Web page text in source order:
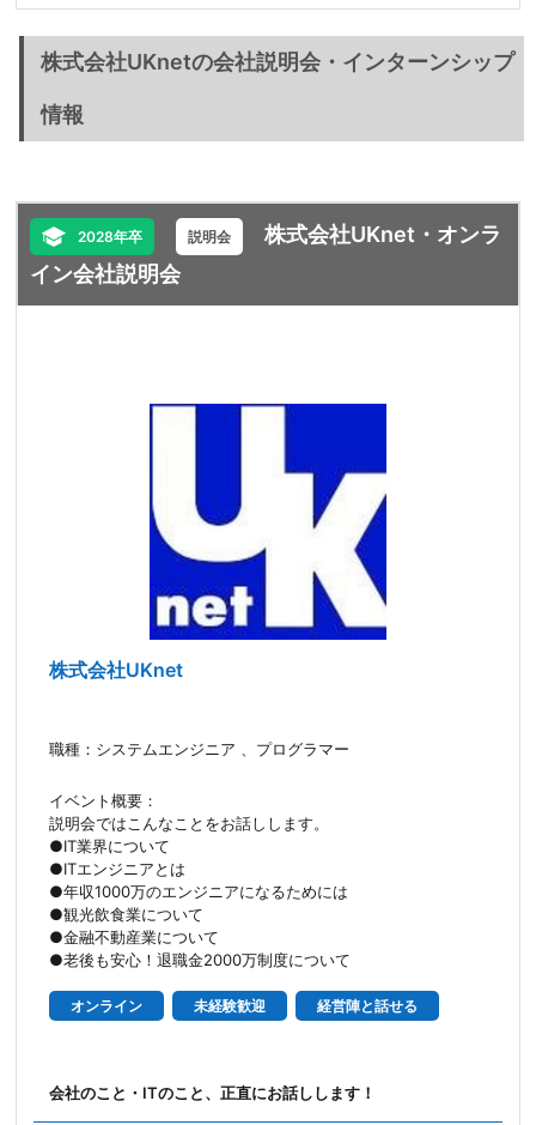
株式会社UKnetの会社説明会・インターンシップ
情報
2028年卒 説明会
株式会社UKnet・オンラ
イン会社説明会
株式会社UKnet
職種：システムエンジニア 、プログラマー
イベント概要：
説明会ではこんなことをお話しします。
●IT業界について
●ITエンジニアとは
●年収1000万のエンジニアになるためには
●観光飲食業について
●金融不動産業について
●老後も安心！退職金2000万制度について
オンライン 未経験歓迎 経営陣と話せる
会社のこと・ITのこと、正直にお話しします！